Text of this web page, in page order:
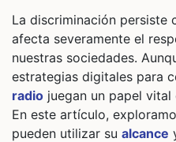
La discriminación persiste
afecta severamente el
nuestras sociedades.
estrategias digitales para
radio juegan un papel
En este artículo,
pueden utilizar su alcance